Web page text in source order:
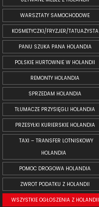
WARSZTATY SAMOCHODOWE
KOSMETYCZKI/FRYZJER/TATUAŻYSTA
PANU SZUKA PANA HOLANDIA
POLSKIE HURTOWNIE W HOLANDII
REMONTY HOLANDIA
SPRZEDAM HOLANDIA
TŁUMACZE PRZYSIĘGLI HOLANDIA
PRZESYŁKI KURIERSKIE HOLANDIA
TAXI – TRANSFER LOTNISKOWY
HOLANDIA
POMOC DROGOWA HOLANDIA
ZWROT PODATKU Z HOLANDII
WSZYSTKIE OGŁOSZENIA Z HOLANDII